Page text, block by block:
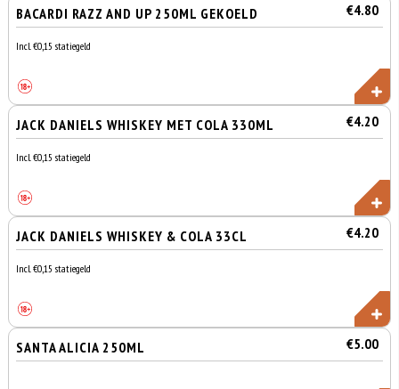
BACARDI RAZZ AND UP 250ML GEKOELD €4.80
Incl. €0,15 statiegeld
JACK DANIELS WHISKEY MET COLA 330ML €4.20
Incl. €0,15 statiegeld
JACK DANIELS WHISKEY & COLA 33CL €4.20
Incl. €0,15 statiegeld
SANTA ALICIA 250ML €5.00